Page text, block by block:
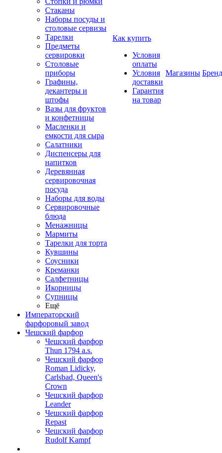
Стаканы
Наборы посуды и
столовые сервизы
Тарелки
Предметы
сервировки
Столовые
приборы
Графины,
декантеры и
штофы
Вазы для фруктов
и конфетницы
Масленки и
емкости для сыра
Салатники
Диспенсеры для
напитков
Деревянная
сервировочная
посуда
Наборы для воды
Сервировочные
блюда
Менажницы
Мармиты
Тарелки для торта
Кувшины
Соусники
Креманки
Салфетницы
Икорницы
Супницы
Ещё
Императорский
фарфоровый завод
Чешский фарфор
Чешский фарфор
Thun 1794 a.s.
Чешский фарфор
Roman Lidicky,
Carlsbad, Queen's
Crown
Чешский фарфор
Leander
Чешский фарфор
Repast
Чешский фарфор
Rudolf Kampf
Как купить
Условия
оплаты
Условия
доставки
Гарантия
на товар
Магазины